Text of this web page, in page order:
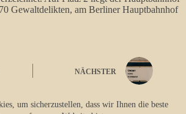
um sicherzustellen, dass wir Ihnen die beste
Gewaltdelikten, am Berliner Hauptbahnhof
NÄCHSTER